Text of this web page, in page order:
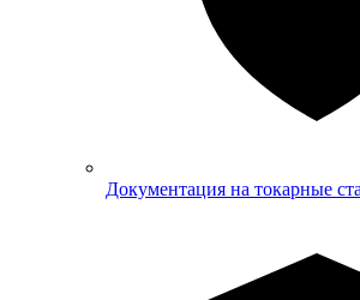
Документация на токарные